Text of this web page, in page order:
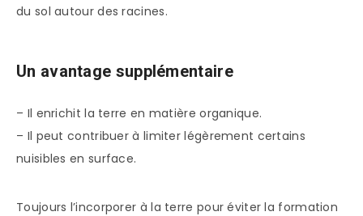
du sol autour des racines.
Un avantage supplémentaire
– Il enrichit la terre en matière organique.
– Il peut contribuer à limiter légèrement certains
nuisibles en surface.
Toujours l’incorporer à la terre pour éviter la formation